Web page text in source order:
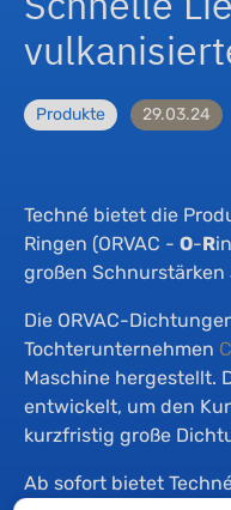
Produkte 29.03.24
Techné bietet die
Ringen (ORVAC - O-R
großen Schnurstärken
Die ORVAC-
Tochterunternehmen
Maschine hergestellt.
entwickelt, um den
kurzfristig große
Ab sofort bietet